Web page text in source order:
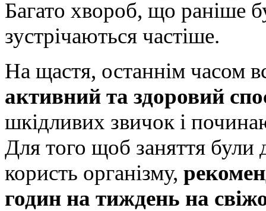
Багато хвороб, що раніше
зустрічаються частіше.
На щастя, останнім часом
активний та здоровий
шкідливих звичок і
Для того щоб заняття
користь організму,
годин на тиждень на